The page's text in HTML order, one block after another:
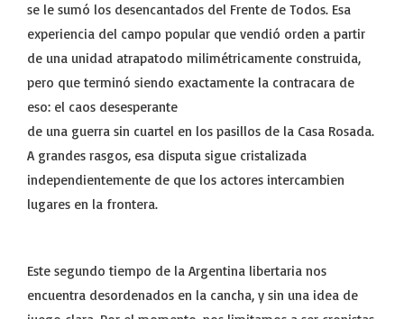
se le sumó los desencantados del Frente de Todos. Esa
experiencia del campo popular que vendió orden a partir
de una unidad atrapatodo milimétricamente construida,
pero que terminó siendo exactamente la contracara de
eso: el caos desesperante
de una guerra sin cuartel en los pasillos de la Casa Rosada.
A grandes rasgos, esa disputa sigue cristalizada
independientemente de que los actores intercambien
lugares en la frontera.
Este segundo tiempo de la Argentina libertaria nos
encuentra desordenados en la cancha, y sin una idea de